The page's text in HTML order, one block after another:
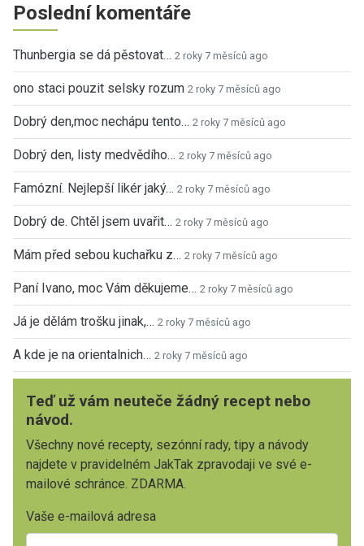
Poslední komentáře
Thunbergia se dá pěstovat… 2 roky 7 měsíců ago
ono staci pouzit selsky rozum 2 roky 7 měsíců ago
Dobrý den,moc nechápu tento… 2 roky 7 měsíců ago
Dobrý den, listy medvědího… 2 roky 7 měsíců ago
Famózní. Nejlepší likér jaký… 2 roky 7 měsíců ago
Dobrý de. Chtěl jsem uvařit… 2 roky 7 měsíců ago
Mám před sebou kuchařku z… 2 roky 7 měsíců ago
Paní Ivano, moc Vám děkujeme… 2 roky 7 měsíců ago
Já je dělám trošku jinak,… 2 roky 7 měsíců ago
A kde je na orientalnich… 2 roky 7 měsíců ago
Teď už vám neuteče žádný recept nebo
návod.
Všechny nové recepty, sezónní rady, tipy a návody
najdete v pravidelném JakTak zpravodaji ve své e-
mailové schránce. ZDARMA.
Vaše e-mailová adresa